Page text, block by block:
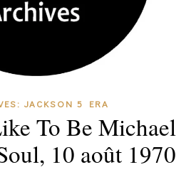
JACKSON 5 ERA
To Be Michael
10 août 1970